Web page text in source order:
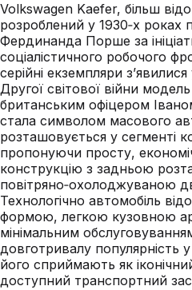
Volkswagen Kaefer, більш
розроблений у 1930‑х роках
Фердинанда Порше за
соціалістичного робочого
серійні екземпляри
Другої світової війни
британським офіцером
стала символом масового
розташовується у сегменті
пропонуючи просту,
конструкцію з задньою
повітряно‑охолоджуваною
Технологічно автомобіль
формою, легкою кузовною
мінімальним
довготривалу популярність
його сприймають як
доступний транспортний